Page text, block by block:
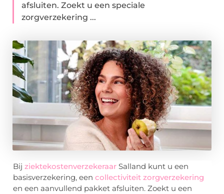
afsluiten. Zoekt u een speciale
zorgverzekering ...
Bij ziektekostenverzekeraar Salland kunt u een
basisverzekering, een collectiviteit zorgverzekering
en een aanvullend pakket afsluiten. Zoekt u een